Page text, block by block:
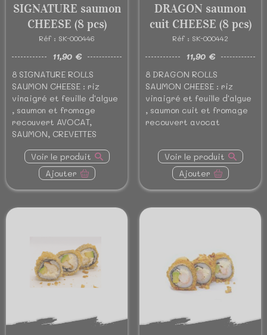
SIGNATURE saumon
CHEESE (8 pcs)
Réf : SK-000446
11,90 €
8 SIGNATURE ROLLS
SAUMON CHEESE : riz
vinaigré et feuille d'algue
, saumon et fromage
recouvert AVOCAT,
SAUMON, CREVETTES
Voir le produit
Ajouter
DRAGON saumon
cuit CHEESE (8 pcs)
Réf : SK-000442
11,90 €
8 DRAGON ROLLS
SAUMON CHEESE : riz
vinaigré et feuille d'algue
, saumon cuit et fromage
recouvert avocat
Voir le produit
Ajouter